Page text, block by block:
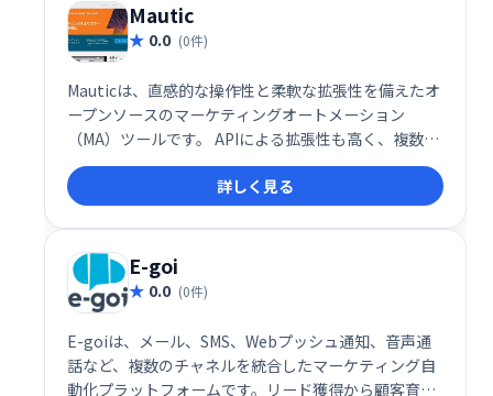
Mautic
0.0 (0件)
Mauticは、直感的な操作性と柔軟な拡張性を備えたオ
ープンソースのマーケティングオートメーション
（MA）ツールです。 APIによる拡張性も高く、複数部
署での統合的なマーケティングを実現します。無料で
ご利用いただけるので、手軽にマーケティング活動の
自動化を始めることができます。
詳しく見る
E-goi
0.0 (0件)
E-goiは、メール、SMS、Webプッシュ通知、音声通
話など、複数のチャネルを統合したマーケティング自
動化プラットフォームです。リード獲得から顧客育成